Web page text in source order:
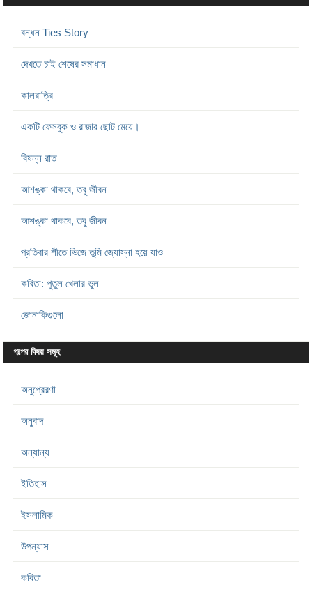
বন্ধন Ties Story
দেখতে চাই শেষের সমাধান
কালরাত্রি
একটি ফেসবুক ও রাজার ছোট মেয়ে।
বিষন্ন রাত
আশঙ্কা থাকবে, তবু জীবন
আশঙ্কা থাকবে, তবু জীবন
প্রতিবার শীতে ভিজে তুমি জ্যোস্না হয়ে যাও
কবিতা: পুতুল খেলার ভুল
জোনাকিগুলো
গল্পের বিষয় সমূহ
অনুপ্রেরণা
অনুবাদ
অন্যান্য
ইতিহাস
ইসলামিক
উপন্যাস
কবিতা